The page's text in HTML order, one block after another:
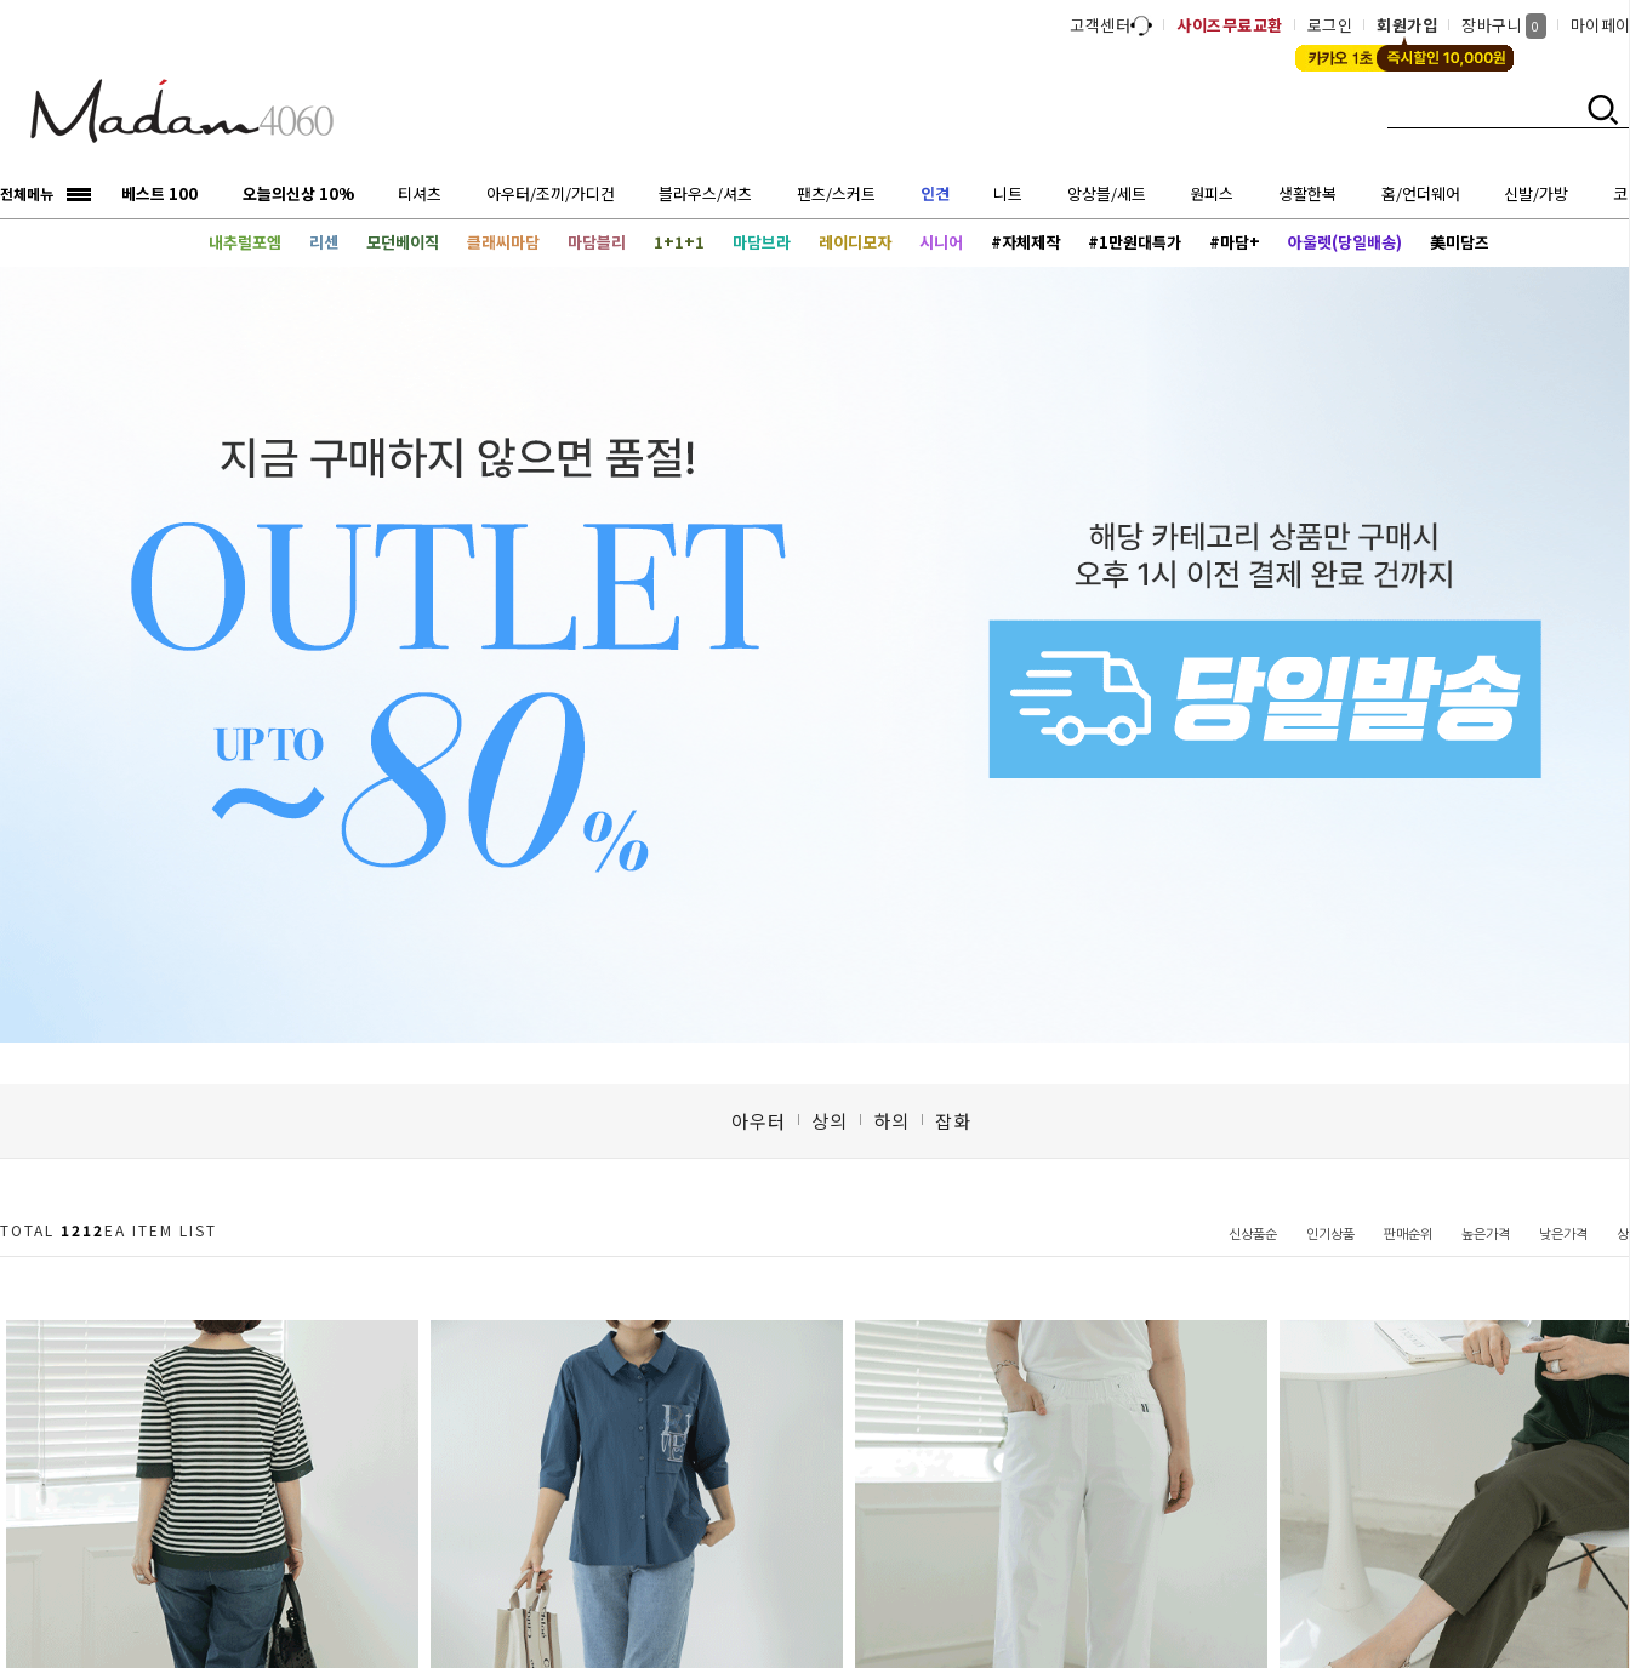
고객센터 사이즈무료교환 로그인 회원가입 장바구니 0 마이페
전체메뉴 베스트 100 오늘의신상 10% 티셔츠 아우터/조끼/가디건 블라우스/셔츠 팬츠/스커트 인견 니트 앙상블/세트 원피스 생활한복 홈/언더웨어 신발/가방
내추럴포엠 리센 모던베이직 클래씨마담 마담블리 1+1+1 마담브라 레이디모자 시니어 #자체제작 #1만원대특가 #마담+ 아울렛(당일배송) 美미담즈
아우터 상의 하의 잡화
TOTAL 1212EA ITEM LIST 신상품순 인기상품 판매순위 높은가격 낮은가격